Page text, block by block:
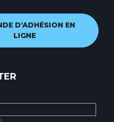
D'ADHÉSION EN
LIGNE